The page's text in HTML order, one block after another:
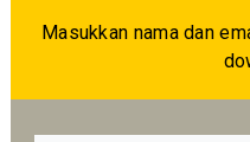
Masukkan nama dan